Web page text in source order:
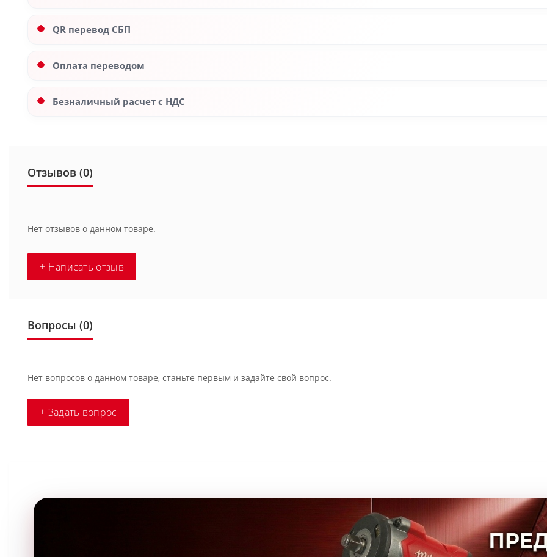
QR перевод СБП
Оплата переводом
Безналичный расчет с НДС
Отзывов (0)
Нет отзывов о данном товаре.
+ Написать отзыв
Вопросы (0)
Нет вопросов о данном товаре, станьте первым и задайте свой вопрос.
+ Задать вопрос